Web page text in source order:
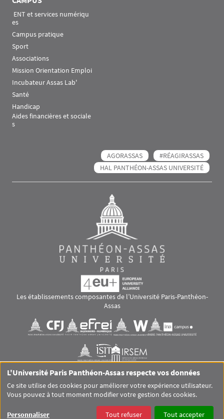
es
Campus pratique
Sport
Associations
Mission Orientation Emploi
Incubateur Assas Lab'
Santé
Handicap
Aides financières et sociale
s
AGORASSAS
#RÉAGIRASSAS
HAL PANTHÉON-ASSAS UNIVERSITÉ
Les établissements composantes de l’Université Paris-Panthéon-
Assas
Visuel svgVisuel svg Visuel svgVisuel svg
Visuel svgVisuel svg
RS footer
GLOSSAIRE
MENTIONS LÉGALES
L'Université Paris Panthéon-Assas respecte vos données
Ce site utilise des cookies pour améliorer votre expérience utilisateur.
Vous pouvez à tout moment modifier votre gestion des cookies.
Personnaliser Tout refuser Tout accepter